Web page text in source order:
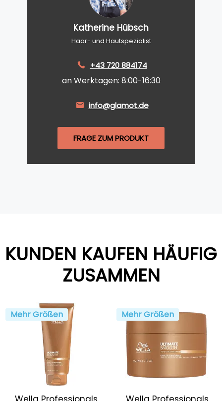
Katherine Hübsch
Haar- und Hautspezialist
+43 720 884174
an Werktagen: 8:00-16:30
info@glamot.de
FRAGE ZUM PRODUKT
KUNDEN KAUFEN HÄUFIG
ZUSAMMEN
Mehr Größen Mehr Größen